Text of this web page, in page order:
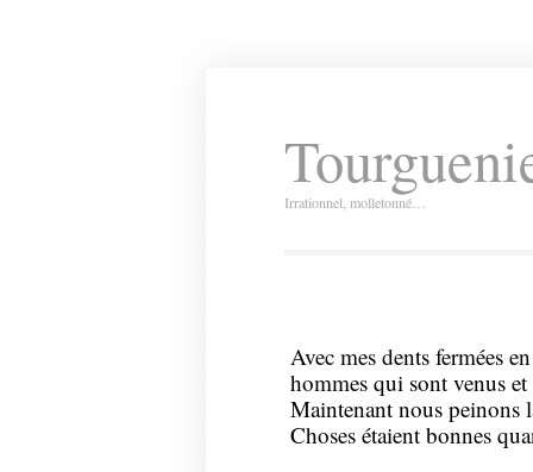
Irrationnel, molletonné…
Avec mes dents fermées
hommes qui sont venus
Maintenant nous peinons
Choses étaient bonnes